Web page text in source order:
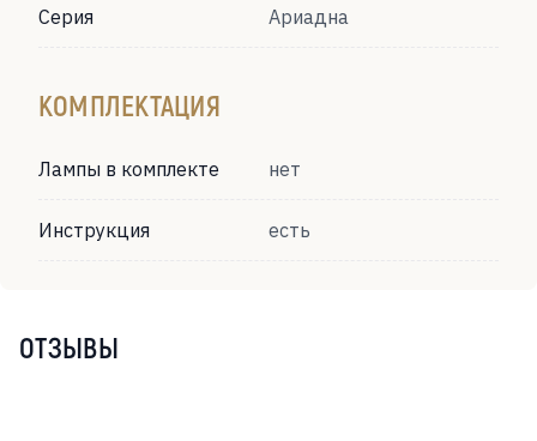
Серия Ариадна
КОМПЛЕКТАЦИЯ
Лампы в комплекте нет
Инструкция есть
ОТЗЫВЫ